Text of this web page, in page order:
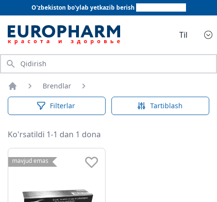
O'zbekiston bo'ylab yetkazib berish
Til
Qidirish
Bosh sahifa
Brendlar
Filterlar Tartiblash
Ko'rsatildi 1-1 dan 1 dona
mavjud emas